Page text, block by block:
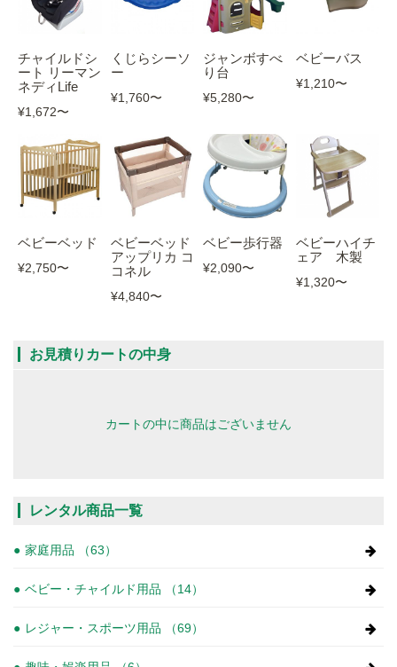
チャイルドシ
ート リーマン
ネディLife
¥1,672〜
くじらシーソ
ー
¥1,760〜
ジャンボすべ
り台
¥5,280〜
ベビーバス
¥1,210〜
ベビーベッド
¥2,750〜
ベビーベッド
アップリカ コ
コネル
¥4,840〜
ベビー歩行器
¥2,090〜
ベビーハイチ
ェア 木製
¥1,320〜
お見積りカートの中身
カートの中に商品はございません
レンタル商品一覧
家庭用品 （63）
ベビー・チャイルド用品 （14）
レジャー・スポーツ用品 （69）